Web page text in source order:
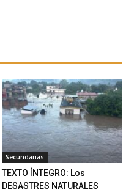
Secundarias
TEXTO ÍNTEGRO: Los
DESASTRES NATURALES